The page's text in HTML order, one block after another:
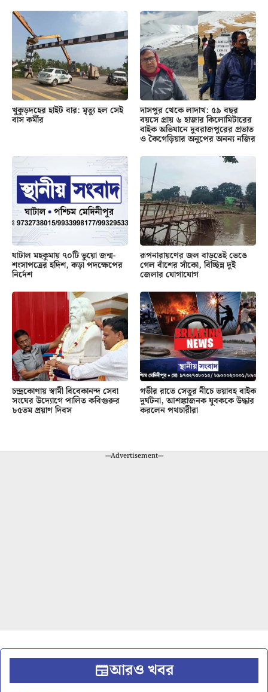
খুকুড়দহের হাইট বার: মৃত্যু হল সেই
বাস কর্মীর
দাসপুর থেকে লাদাখ: ৫৯ বছর
বয়সে প্রায় ৬ হাজার কিলোমিটারের
বাইক অভিযানে দুবরাজপুরের প্রভাত
ও কৈগেড়িয়ার অনুপের অনন্য নজির
ঘাটাল মহকুমায় ৭০টি ভুয়ো জন্ম-
শংসাপত্রের হদিশ, কড়া পদক্ষেপের
নির্দেশ
রূপনারায়ণের জল বাড়তেই ভেঙে
গেল বাঁশের সাঁকো, বিচ্ছিন্ন দুই
জেলার যোগাযোগ
চন্দ্রকোণায় স্বামী বিবেকানন্দ সেবা
সংঘের উদ্যোগে পালিত কবিগুরুর
৮৫তম প্রয়াণ দিবস
গভীর রাতে সেতুর নীচে ভয়াবহ বাইক
দুর্ঘটনা, আশঙ্কাজনক যুবককে উদ্ধার
করলেন পথচারীরা
---Advertisement---
আরও খবর